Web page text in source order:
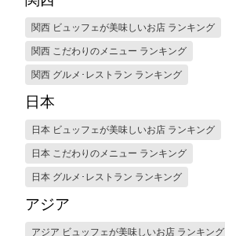
関西 ビュッフェが美味しいお店 ランキング
関西 こだわりのメニュー ランキング
関西 グルメ･レストラン ランキング
日本
日本 ビュッフェが美味しいお店 ランキング
日本 こだわりのメニュー ランキング
日本 グルメ･レストラン ランキング
アジア
アジア ビュッフェが美味しいお店 ランキング